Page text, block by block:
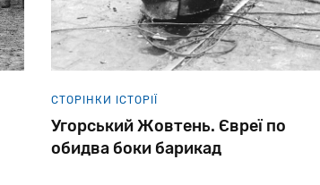
СТОРІНКИ ІСТОРІЇ
Угорський Жовтень. Євреї по
обидва боки барикад